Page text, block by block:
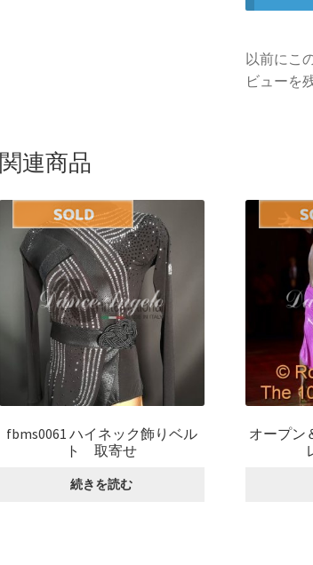
以前にこ
ビューを
関連商品
fbms0061 ハイネック飾りベル
ト 取寄せ
続きを読む
オープン